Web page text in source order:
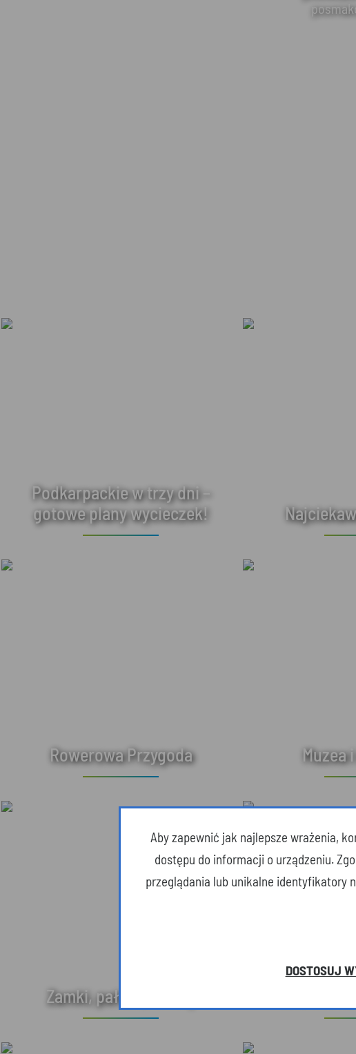
Podkarpackie w trzy dni –
gotowe plany wycieczek!
Rowerowa Przygoda Muzea
Zamki, pałace, dwory
Aby zapewnić jak najlepsze wrażenia,
dostępu do informacji o urządzeniu.
przeglądania lub unikalne identyfikatory
DOSTOSUJ